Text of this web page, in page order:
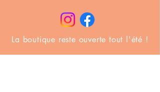
La boutique reste ouverte tout l'été !